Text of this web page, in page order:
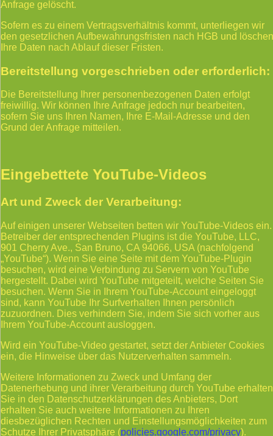
Anfrage gelöscht.
Sofern es zu einem Vertragsverhältnis kommt, unterliegen wir
den gesetzlichen Aufbewahrungsfristen nach HGB und löschen
Ihre Daten nach Ablauf dieser Fristen.
Bereitstellung vorgeschrieben oder erforderlich:
Die Bereitstellung Ihrer personenbezogenen Daten erfolgt
freiwillig. Wir können Ihre Anfrage jedoch nur bearbeiten,
sofern Sie uns Ihren Namen, Ihre E-Mail-Adresse und den
Grund der Anfrage mitteilen.
Eingebettete YouTube-Videos
Art und Zweck der Verarbeitung:
Auf einigen unserer Webseiten betten wir YouTube-Videos ein.
Betreiber der entsprechenden Plugins ist die YouTube, LLC,
901 Cherry Ave., San Bruno, CA 94066, USA (nachfolgend
„YouTube“). Wenn Sie eine Seite mit dem YouTube-Plugin
besuchen, wird eine Verbindung zu Servern von YouTube
hergestellt. Dabei wird YouTube mitgeteilt, welche Seiten Sie
besuchen. Wenn Sie in Ihrem YouTube-Account eingeloggt
sind, kann YouTube Ihr Surfverhalten Ihnen persönlich
zuzuordnen. Dies verhindern Sie, indem Sie sich vorher aus
Ihrem YouTube-Account ausloggen.
Wird ein YouTube-Video gestartet, setzt der Anbieter Cookies
ein, die Hinweise über das Nutzerverhalten sammeln.
Weitere Informationen zu Zweck und Umfang der
Datenerhebung und ihrer Verarbeitung durch YouTube erhalten
Sie in den Datenschutzerklärungen des Anbieters, Dort
erhalten Sie auch weitere Informationen zu Ihren
diesbezüglichen Rechten und Einstellungsmöglichkeiten zum
Schutze Ihrer Privatsphäre (policies.google.com/privacy).